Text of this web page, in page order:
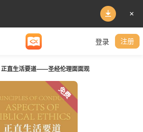
登录 注册
正直生活要道——圣经伦理面面观
免费